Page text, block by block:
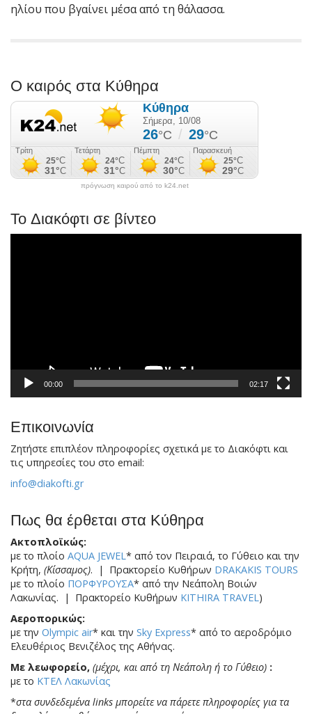
ηλίου που βγαίνει μέσα από τη θάλασσα.
Ο καιρός στα Κύθηρα
πρόγνωση καιρού από το k24.net
Το Διακόφτι σε βίντεο
00:00 02:17
Επικοινωνία
Ζητήστε επιπλέον πληροφορίες σχετικά με το Διακόφτι και
τις υπηρεσίες του στο email:
info@diakofti.gr
Πως θα έρθεται στα Κύθηρα
Ακτοπλοϊκώς:
με το πλοίο AQUA JEWEL* από τον Πειραιά, το Γύθειο και την
Κρήτη, (Κίσσαμος). | Πρακτορείο Κυθήρων DRAKAKIS TOURS
με το πλοίο ΠΟΡΦΥΡΟΥΣΑ* από την Νεάπολη Βοιών
Λακωνίας. | Πρακτορείο Κυθήρων KITHIRA TRAVEL)
Αεροπορικώς:
με την Olympic air* και την Sky Express* από το αεροδρόμιο
Ελευθέριος Βενιζέλος της Αθήνας.
Με λεωφορείο, (μέχρι, και από τη Νεάπολη ή το Γύθειο) :
με το ΚΤΕΛ Λακωνίας
*στα συνδεδεμένα links μπορείτε να πάρετε πληροφορίες για τα